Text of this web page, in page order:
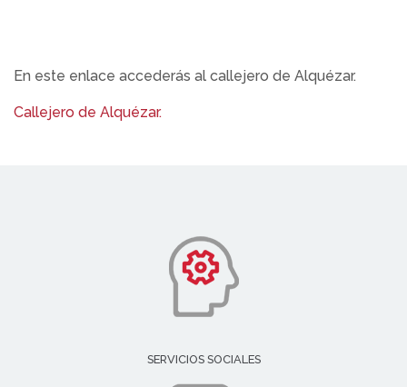
En este enlace accederás al callejero de Alquézar.
Callejero de Alquézar.
SERVICIOS SOCIALES